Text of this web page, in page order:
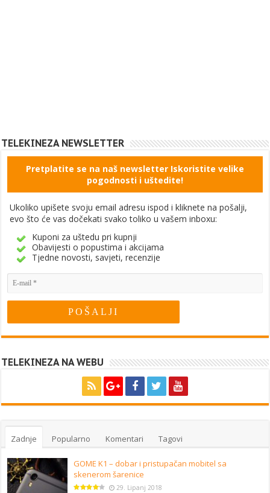
TELEKINEZA NEWSLETTER
Pretplatite se na naš newsletter Iskoristite velike
pogodnosti i uštedite!
Ukoliko upišete svoju email adresu ispod i kliknete na pošalji,
evo što će vas dočekati svako toliko u vašem inboxu:
Kuponi za uštedu pri kupnji
Obavijesti o popustima i akcijama
Tjedne novosti, savjeti, recenzije
TELEKINEZA NA WEBU
Zadnje Popularno Komentari Tagovi
GOME K1 – dobar i pristupačan mobitel sa
skenerom šarenice
29. Lipanj 2018